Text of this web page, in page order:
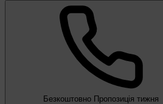
Безкоштовно Пропозиція тижня